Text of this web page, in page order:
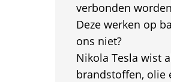
verbonden
Deze werken op
ons niet?
Nikola Tesla wist
brandstoffen, olie